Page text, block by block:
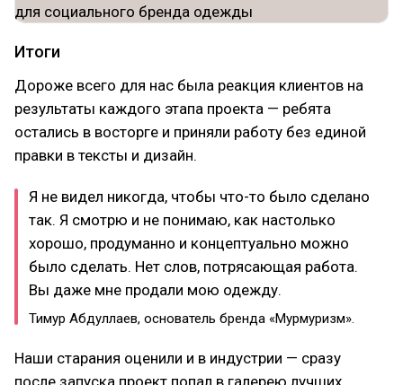
Итоги
Дороже всего для нас была реакция клиентов на
результаты каждого этапа проекта — ребята
остались в восторге и приняли работу без единой
правки в тексты и дизайн.
Я не видел никогда, чтобы что-то было сделано
так. Я смотрю и не понимаю, как настолько
хорошо, продуманно и концептуально можно
было сделать. Нет слов, потрясающая работа.
Вы даже мне продали мою одежду.
Тимур Абдуллаев, основатель бренда «Мурмуризм».
Наши старания оценили и в индустрии — сразу